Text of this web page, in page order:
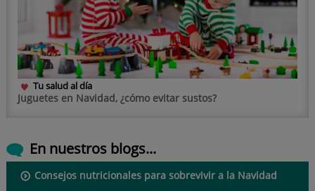
Tu salud al día
Juguetes en Navidad, ¿cómo evitar sustos?
En nuestros blogs...
Consejos nutricionales para sobrevivir a la Navidad